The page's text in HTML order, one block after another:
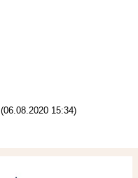
(06.08.2020 15:34)